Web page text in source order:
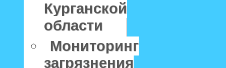
Курганской
области
Мониторинг
загрязнения